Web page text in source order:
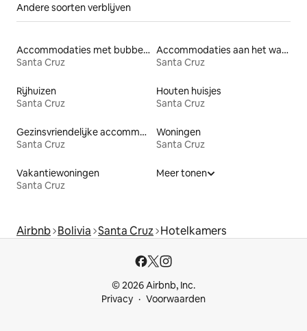
Andere soorten verblijven
Accommodaties met bubbelbad
Santa Cruz
Accommodaties aan het water
Santa Cruz
Rijhuizen
Santa Cruz
Houten huisjes
Santa Cruz
Gezinsvriendelijke accommodaties
Santa Cruz
Woningen
Santa Cruz
Vakantiewoningen
Santa Cruz
Meer tonen
Airbnb Bolivia Santa Cruz Hotelkamers
© 2026 Airbnb, Inc.
Privacy
Voorwaarden